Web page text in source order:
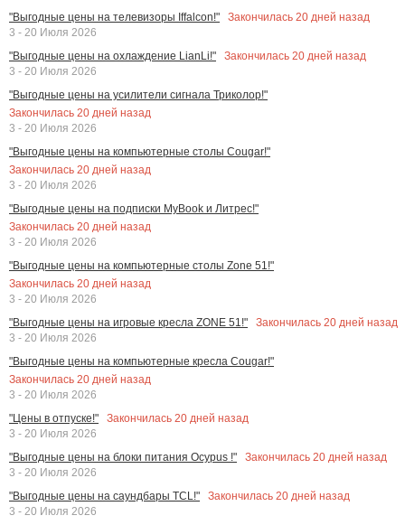
"Выгодные цены на телевизоры Iffalcon!" Закончилась 20 дней назад
3 - 20 Июля 2026
"Выгодные цены на охлаждение LianLi!"
Закончилась 20 дней назад
3 - 20 Июля 2026
"Выгодные цены на усилители сигнала Триколор!"
Закончилась 20 дней назад
3 - 20 Июля 2026
"Выгодные цены на компьютерные столы Cougar!"
Закончилась 20 дней назад
3 - 20 Июля 2026
"Выгодные цены на подписки MyBook и Литрес!"
Закончилась 20 дней назад
3 - 20 Июля 2026
"Выгодные цены на компьютерные столы Zone 51!"
Закончилась 20 дней назад
3 - 20 Июля 2026
"Выгодные цены на игровые кресла ZONE 51!"
Закончилась 20 дней назад
3 - 20 Июля 2026
"Выгодные цены на компьютерные кресла Cougar!"
Закончилась 20 дней назад
3 - 20 Июля 2026
"Цены в отпуске!"
Закончилась 20 дней назад
3 - 20 Июля 2026
"Выгодные цены на блоки питания Ocypus !"
Закончилась 20 дней назад
3 - 20 Июля 2026
"Выгодные цены на саундбары TCL!"
Закончилась 20 дней назад
3 - 20 Июля 2026